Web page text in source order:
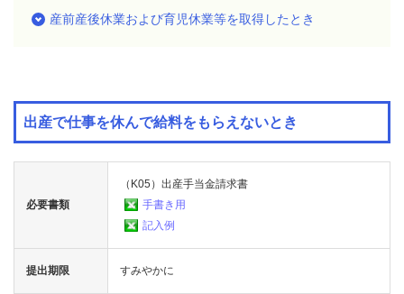
業
外
の
健
保
険
産前産後休業および育児休業等を取得したとき
出産で仕事を休んで給料をもらえないとき
必要書類
（K05）出産手当金請求書
手書き用
記入例
提出期限 すみやかに